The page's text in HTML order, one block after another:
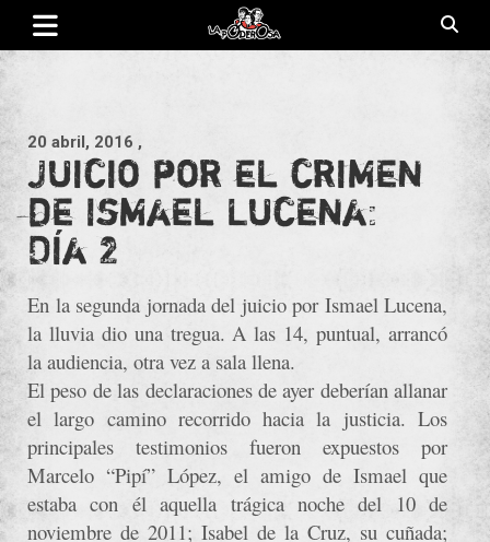
Saltar
contenido
20 abril, 2016 ,
Juicio por el crimen
de Ismael Lucena:
Día 2
En la segunda jornada del juicio por Ismael Lucena,
la lluvia dio una tregua. A las 14, puntual, arrancó
la audiencia, otra vez a sala llena.
El peso de las declaraciones de ayer deberían allanar
el largo camino recorrido hacia la justicia. Los
principales testimonios fueron expuestos por
Marcelo “Pipí” López, el amigo de Ismael que
estaba con él aquella trágica noche del 10 de
noviembre de 2011; Isabel de la Cruz, su cuñada;